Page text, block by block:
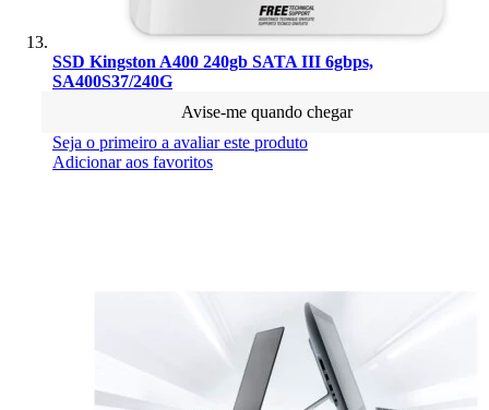
SSD Kingston A400 240gb SATA III 6gbps,
SA400S37/240G
Avise-me quando chegar
Seja o primeiro a avaliar este produto
Adicionar aos favoritos